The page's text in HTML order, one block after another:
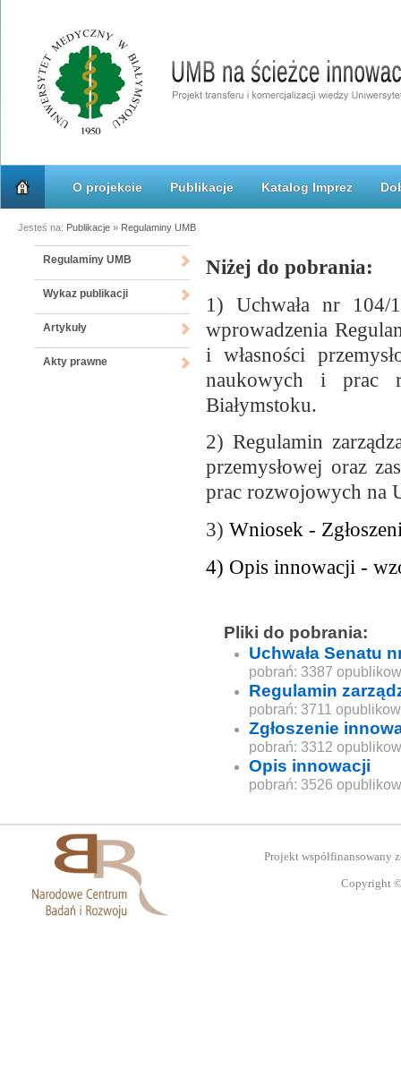
O projekcie Publikacje Katalog Imprez
Jesteś na: Publikacje » Regulaminy UMB
Regulaminy UMB
Wykaz publikacji
Artykuły
Akty prawne
Niżej do pobrania:
1) Uchwała nr
wprowadzenia
i własności
naukowych i prac
Białymstoku.
2) Regulamin
przemysłowej oraz
prac rozwojowych na
3) Wniosek -
4) Opis innowacji -
Pliki do pobrania:
Uchwała Senatu
pobrań: 3387
Regulamin
pobrań: 3711
Zgłoszenie
pobrań: 3312
Opis innowacji
pobrań: 3526
Projekt współfinansowany
Copyright ©